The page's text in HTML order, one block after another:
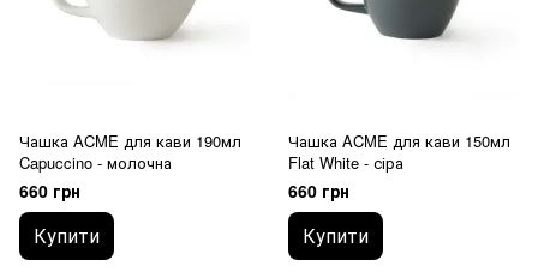
Чашка ACME для кави 190мл
Capuccino - молочна
660 грн
Купити
Чашка ACME для кави 150мл
Flat White - сіра
660 грн
Купити